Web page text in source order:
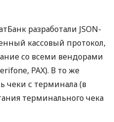
разработали JSON-
кассовый протокол,
со всеми вендорами
PAX). В то же
чеки с терминала (в
терминального чека